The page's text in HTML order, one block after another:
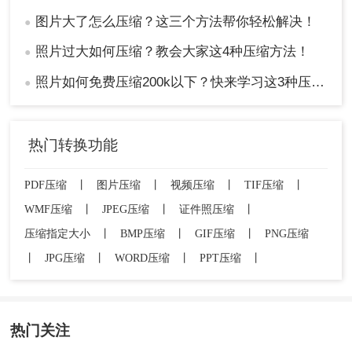
● 图片大了怎么压缩？这三个方法帮你轻松解决！
● 照片过大如何压缩？教会大家这4种压缩方法！
● 照片如何免费压缩200k以下？快来学习这3种压缩方法！
热门转换功能
PDF压缩 图片压缩 视频压缩 TIF压缩
WMF压缩
JPEG压缩 证件照压缩
压缩指定大小
BMP压缩 GIF压缩
PNG压缩
JPG压缩 WORD压缩 PPT压缩
热门关注